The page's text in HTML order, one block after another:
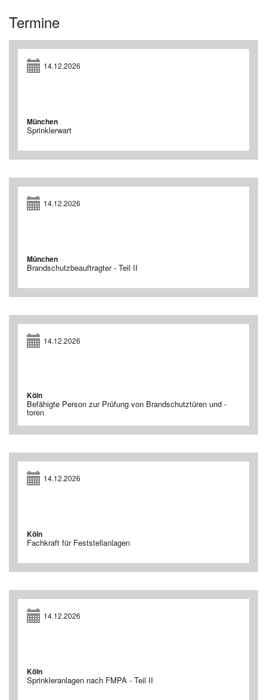
Termine
14.12.2026
München
Sprinklerwart
14.12.2026
München
Brandschutzbeauftragter - Teil II
14.12.2026
Köln
Befähigte Person zur Prüfung von Brandschutztüren und -
toren
14.12.2026
Köln
Fachkraft für Feststellanlagen
14.12.2026
Köln
Sprinkleranlagen nach FMPA - Teil II